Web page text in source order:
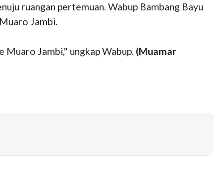
ruangan pertemuan. Wabup Bambang Bayu
Jambi.
Jambi," ungkap Wabup. (Muamar